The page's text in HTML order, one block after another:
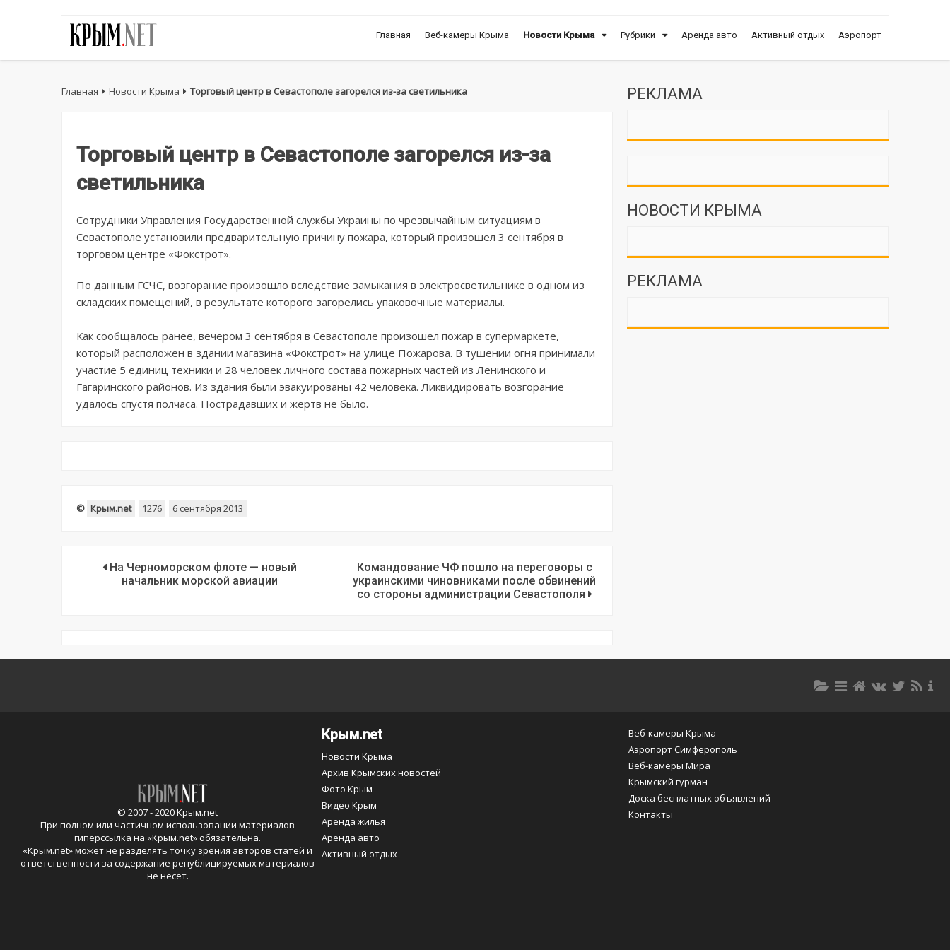
Главная Веб-камеры Крыма Новости Крыма Рубрики Аренда авто Активный отдых Аэропорт
Главная Новости Крыма Торговый центр в Севастополе загорелся из-за светильника
Торговый центр в Севастополе загорелся из-за
светильника
Сотрудники Управления Государственной службы Украины по чрезвычайным ситуациям в
Севастополе установили предварительную причину пожара, который произошел 3 сентября в
торговом центре «Фокстрот».
По данным ГСЧС, возгорание произошло вследствие замыкания в электросветильнике в одном из
складских помещений, в результате которого загорелись упаковочные материалы.
Как сообщалось ранее, вечером 3 сентября в Севастополе произошел пожар в супермаркете,
который расположен в здании магазина «Фокстрот» на улице Пожарова. В тушении огня принимали
участие 5 единиц техники и 28 человек личного состава пожарных частей из Ленинского и
Гагаринского районов. Из здания были эвакуированы 42 человека. Ликвидировать возгорание
удалось спустя полчаса. Пострадавших и жертв не было.
© Крым.net 1276 6 сентября 2013
На Черноморском флоте — новый
начальник морской авиации
Командование ЧФ пошло на переговоры с
украинскими чиновниками после обвинений
со стороны администрации Севастополя
РЕКЛАМА
НОВОСТИ КРЫМА
РЕКЛАМА
© 2007 - 2020 Крым.net
При полном или частичном использовании материалов
гиперссылка на «Крым.net» обязательна.
«Крым.net» может не разделять точку зрения авторов статей и
ответственности за содержание републицируемых материалов
не несет.
Крым.net
Новости Крыма
Архив Крымских новостей
Фото Крым
Видео Крым
Аренда жилья
Аренда авто
Активный отдых
Веб-камеры Крыма
Аэропорт Симферополь
Веб-камеры Мира
Крымский гурман
Доска бесплатных объявлений
Контакты